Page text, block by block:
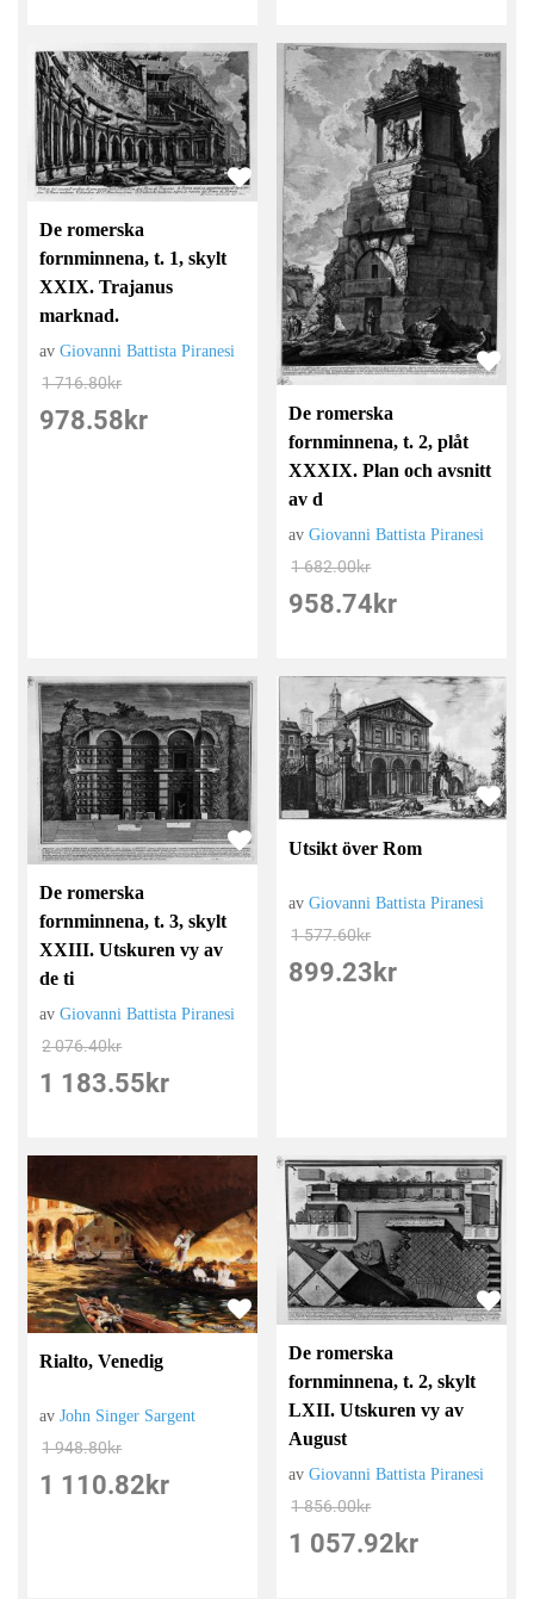
De romerska
fornminnena, t. 1, skylt
XXIX. Trajanus
marknad.
avGiovanni Battista Piranesi
1 716.80kr
978.58 kr
De romerska
fornminnena, t. 2, plåt
XXXIX. Plan och avsnitt
av d
avGiovanni Battista Piranesi
1 682.00kr
958.74 kr
De romerska
fornminnena, t. 3, skylt
XXIII. Utskuren vy av
de ti
avGiovanni Battista Piranesi
2 076.40kr
1 183.55 kr
Utsikt över Rom
avGiovanni Battista Piranesi
1 577.60kr
899.23 kr
Rialto, Venedig
avJohn Singer Sargent
1 948.80kr
1 110.82 kr
De romerska
fornminnena, t. 2, skylt
LXII. Utskuren vy av
August
avGiovanni Battista Piranesi
1 856.00kr
1 057.92 kr